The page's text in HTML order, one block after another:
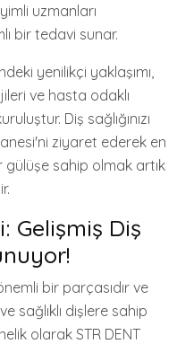
uzmanları
bir tedavi sunar.
yenilikçi yaklaşımı,
ve hasta odaklı
Diş sağlığınızı
ziyaret ederek en
gülüşe sahip olmak artık
Gelişmiş Diş
bir parçasıdır ve
sağlıklı dişlere sahip
olarak STR DENT